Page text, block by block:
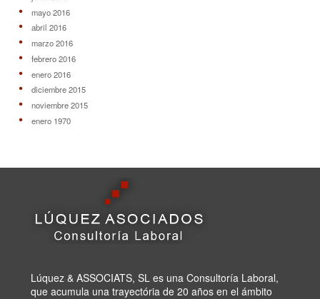
mayo 2016
abril 2016
marzo 2016
febrero 2016
enero 2016
diciembre 2015
noviembre 2015
enero 1970
Lúquez & ASSOCIATS, SL es una Consultoría Laboral,
que acumula una trayectória de 20 años en el ámbito